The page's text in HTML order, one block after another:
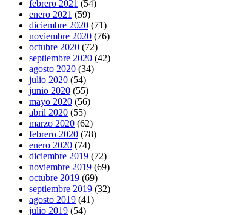
febrero 2021 (54)
enero 2021 (59)
diciembre 2020 (71)
noviembre 2020 (76)
octubre 2020 (72)
septiembre 2020 (42)
agosto 2020 (34)
julio 2020 (54)
junio 2020 (55)
mayo 2020 (56)
abril 2020 (55)
marzo 2020 (62)
febrero 2020 (78)
enero 2020 (74)
diciembre 2019 (72)
noviembre 2019 (69)
octubre 2019 (69)
septiembre 2019 (32)
agosto 2019 (41)
julio 2019 (54)